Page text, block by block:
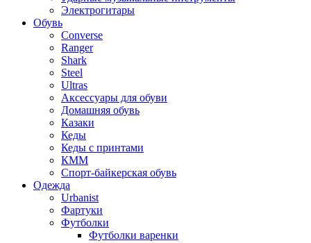
Электрогитары
Обувь
Converse
Ranger
Shark
Steel
Ultras
Аксессуары для обуви
Домашняя обувь
Казаки
Кеды
Кеды с принтами
КММ
Спорт-байкерская обувь
Одежда
Urbanist
Фартуки
Футболки
Футболки варенки